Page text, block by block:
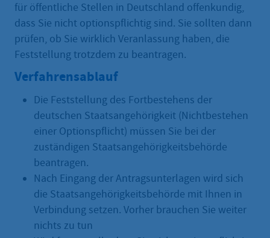
für öffentliche Stellen in Deutschland offenkundig,
dass Sie nicht optionspflichtig sind. Sie sollten dann
prüfen, ob Sie wirklich Veranlassung haben, die
Feststellung trotzdem zu beantragen.
Verfahrensablauf
Die Feststellung des Fortbestehens der
deutschen Staatsangehörigkeit (Nichtbestehen
einer Optionspflicht) müssen Sie bei der
zuständigen Staatsangehörigkeitsbehörde
beantragen.
Nach Eingang der Antragsunterlagen wird sich
die Staatsangehörigkeitsbehörde mit Ihnen in
Verbindung setzen. Vorher brauchen Sie weiter
nichts zu tun